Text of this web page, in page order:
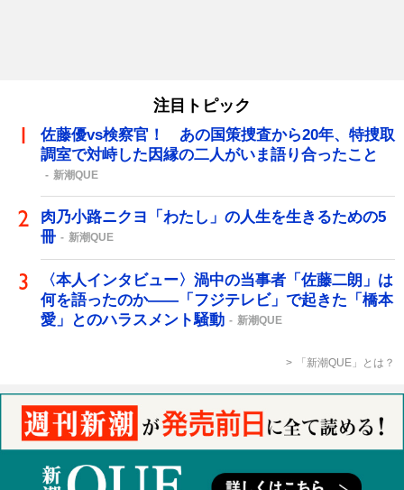
注目トピック
佐藤優vs検察官！ あの国策捜査から20年、特捜取
調室で対峙した因縁の二人がいま語り合ったこと
新潮QUE
肉乃小路ニクヨ「わたし」の人生を生きるための5
冊
新潮QUE
〈本人インタビュー〉渦中の当事者「佐藤二朗」は
何を語ったのか――「フジテレビ」で起きた「橋本
愛」とのハラスメント騒動
新潮QUE
「新潮QUE」とは？